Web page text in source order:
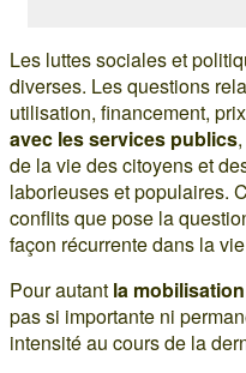
Les luttes sociales et
diverses. Les questions
utilisation, financement,
avec les services publics
de la vie des citoyens et
laborieuses et populaires.
conflits que pose la
façon récurrente dans la
Pour autant la
pas si importante ni
intensité au cours de la